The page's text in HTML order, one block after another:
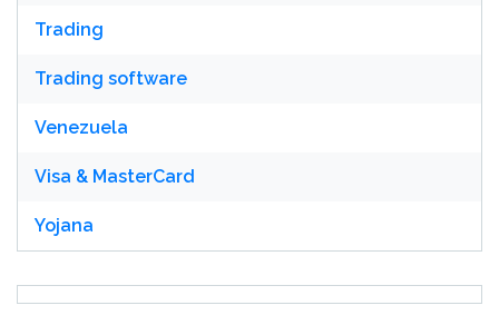
Trading
Trading software
Venezuela
Visa & MasterCard
Yojana